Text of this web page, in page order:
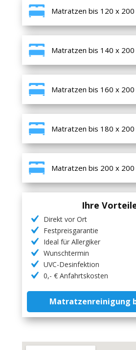
Matratzen bis 120 x 200
Matratzen bis 140 x 200
Matratzen bis 160 x 200
Matratzen bis 180 x 200
Matratzen bis 200 x 200
Ihre
Direkt vor Ort
Festpreisgarantie
Ideal für Allergiker
Wunschtermin
UVC-Desinfektion
0,- € Anfahrtskosten
Matratzenreinigung